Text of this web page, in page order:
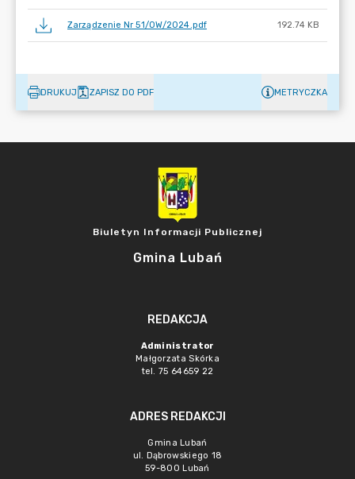
Zarządzenie Nr 51/OW/2024.pdf 192.74 KB
DRUKUJ ZAPISZ DO PDF METRYCZKA
Biuletyn Informacji Publicznej
Gmina Lubań
REDAKCJA
Administrator
Małgorzata Skórka
tel. 75 64659 22
ADRES REDAKCJI
Gmina Lubań
ul. Dąbrowskiego 18
59-800 Lubań